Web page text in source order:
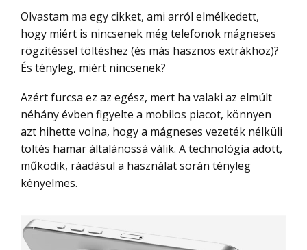
Olvastam ma egy cikket, ami arról elmélkedett,
hogy miért is nincsenek még telefonok mágneses
rögzítéssel töltéshez (és más hasznos extrákhoz)?
És tényleg, miért nincsenek?
Azért furcsa ez az egész, mert ha valaki az elmúlt
néhány évben figyelte a mobilos piacot, könnyen
azt hihette volna, hogy a mágneses vezeték nélküli
töltés hamar általánossá válik. A technológia adott,
működik, ráadásul a használat során tényleg
kényelmes.